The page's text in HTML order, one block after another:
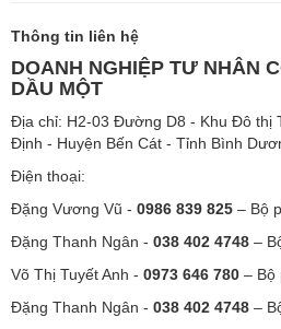
Thông tin liên hệ
DOANH NGHIỆP TƯ NHÂN
DẦU MỘT
Địa chỉ: H2-03 Đường D8 - Khu Đô thị
Định - Huyện Bến Cát - Tỉnh Bình
Điện thoại:
Đặng Vương Vũ - 0986 839 825 – Bộ
Đặng Thanh Ngân - 038 402 4748 –
Võ Thị Tuyết Anh - 0973 646 780 – Bộ
Đặng Thanh Ngân - 038 402 4748 –